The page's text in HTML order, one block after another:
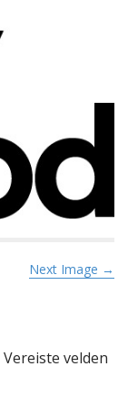
Next Image →
Vereiste velden